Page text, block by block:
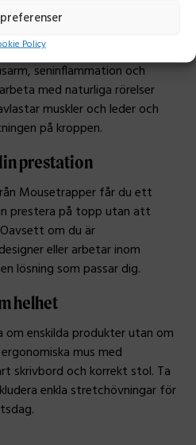
Policy
och andra skador
mus minimeras risken
seninflammation och
med naturliga rörelser
muskler och leder och
på kroppen.
prestation
Mousetrapper får du ett
prestera på topp utan att
om du är
eller arbetar inom
lösning som passar dig.
helhet
om enskilda produkter utan om
mus med
skrivbord och korrekt stol. Ta
enkla stretchövningar för